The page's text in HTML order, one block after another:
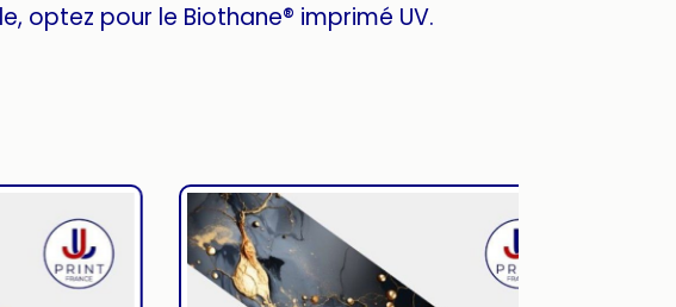
optez pour le Biothane® imprimé UV.